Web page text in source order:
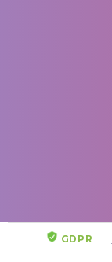
GDPR